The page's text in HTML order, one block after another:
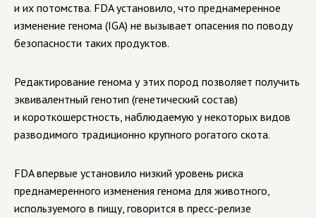
и их потомства. FDA установило, что преднамеренное
изменение генома (IGA) не вызывает опасения по поводу
безопасности таких продуктов.
Редактирование генома у этих пород позволяет получить
эквивалентный генотип (генетический состав)
и короткошерстность, наблюдаемую у некоторых видов
разводимого традиционно крупного рогатого скота.
FDA впервые установило низкий уровень риска
преднамеренного изменения генома для животного,
используемого в пищу, говорится в пресс-релизе